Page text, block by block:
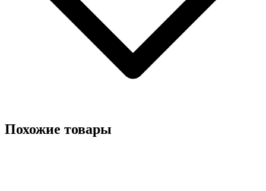
Похожие товары